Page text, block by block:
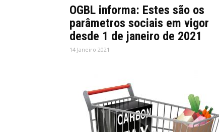
OGBL informa: Estes são os
parâmetros sociais em vigor
desde 1 de janeiro de 2021
14 Janeiro 2021